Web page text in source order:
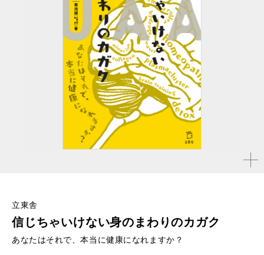
拡大す
立東舎
信じちゃいけない身のまわりのカガク
あなたはそれで、本当に健康になれますか？